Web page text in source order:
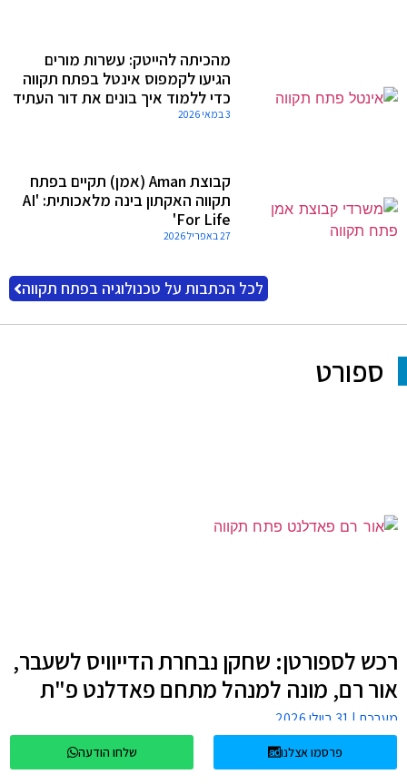
מהכיתה להייטק: עשרות מורים
הגיעו לקמפוס אינטל בפתח תקווה
כדי ללמוד איך בונים את דור העתיד
3 במאי 2026
קבוצת Aman (אמן) תקיים בפתח
תקווה האקתון בינה מלאכותית: 'AI
For Life'
27 באפריל 2026
לכל הכתבות על טכנולוגיה בפתח תקווה
ספורט
רכש לספורטן: שחקן נבחרת הדייוויס לשעבר,
אור רם, מונה למנהל מתחם פאדלנט פ"ת
מערכת
החלוץ עידן קוסטאקי ("קוסטה")
פרסמו אצלנו שלחו הודעה